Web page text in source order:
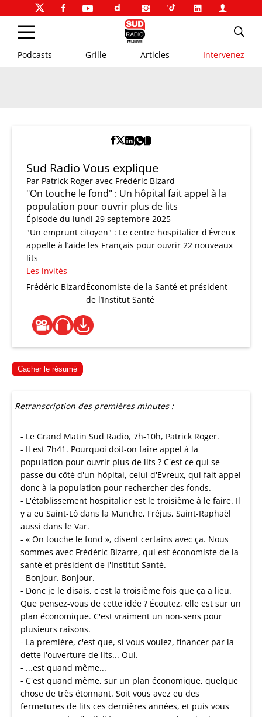
Podcasts Grille Articles Intervenez
Sud Radio Vous explique
Par Patrick Roger avec Frédéric Bizard
"On touche le fond" : Un hôpital fait appel à la
population pour ouvrir plus de lits
Épisode du lundi 29 septembre 2025
"Un emprunt citoyen" : Le centre hospitalier d'Évreux
appelle à l’aide les Français pour ouvrir 22 nouveaux
lits
Les invités
Frédéric BizardÉconomiste de la Santé et président
de l’Institut Santé
Cacher le résumé
Retranscription des premières minutes :
- Le Grand Matin Sud Radio, 7h-10h, Patrick Roger.
- Il est 7h41. Pourquoi doit-on faire appel à la
population pour ouvrir plus de lits ? C'est ce qui se
passe du côté d'un hôpital, celui d'Evreux, qui fait appel
donc à la population pour rechercher des fonds.
- L'établissement hospitalier est le troisième à le faire. Il
y a eu Saint-Lô dans la Manche, Fréjus, Saint-Raphaël
aussi dans le Var.
- « On touche le fond », disent certains avec ça. Nous
sommes avec Frédéric Bizarre, qui est économiste de la
santé et président de l'Institut Santé.
- Bonjour. Bonjour.
- Donc je le disais, c'est la troisième fois que ça a lieu.
Que pensez-vous de cette idée ? Écoutez, elle est sur un
plan économique. C'est vraiment un non-sens pour
plusieurs raisons.
- La première, c'est que, si vous voulez, financer par la
dette l'ouverture de lits... Oui.
- ...est quand même...
- C'est quand même, sur un plan économique, quelque
chose de très étonnant. Soit vous avez eu des
fermetures de lits ces dernières années, et puis vous